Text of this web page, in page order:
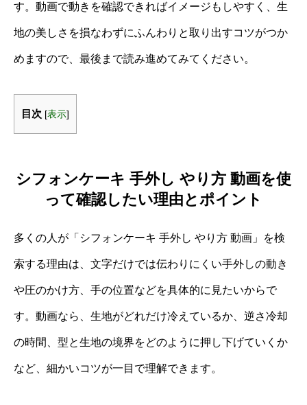
す。動画で動きを確認できればイメージもしやすく、生
地の美しさを損なわずにふんわりと取り出すコツがつか
めますので、最後まで読み進めてみてください。
目次 [表示]
シフォンケーキ 手外し やり方 動画を使
って確認したい理由とポイント
多くの人が「シフォンケーキ 手外し やり方 動画」を検
索する理由は、文字だけでは伝わりにくい手外しの動き
や圧のかけ方、手の位置などを具体的に見たいからで
す。動画なら、生地がどれだけ冷えているか、逆さ冷却
の時間、型と生地の境界をどのように押し下げていくか
など、細かいコツが一目で理解できます。